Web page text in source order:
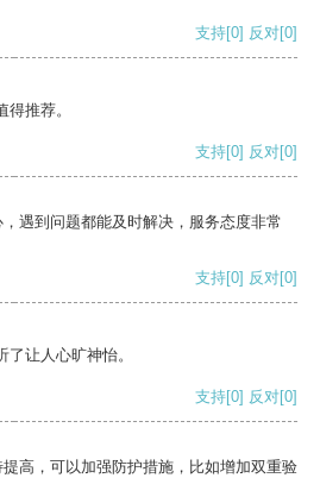
支持[0] 反对[0]
推荐。
支持[0] 反对[0]
遇到问题都能及时解决，服务态度非常
支持[0] 反对[0]
让人心旷神怡。
支持[0] 反对[0]
高，可以加强防护措施，比如增加双重验